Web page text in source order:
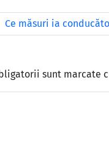
Ce măsuri ia
sunt marcate